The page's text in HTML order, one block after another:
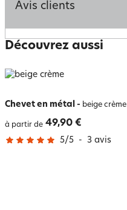
Avis clients
Découvrez aussi
Chevet en métal - beige crème
à partir de 49,90 €
5/5 - 3 avis